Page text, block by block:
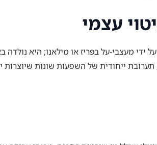
עצמי
על בפריז או מילאנו; היא נולדה
ייחודית של השפעות שונות